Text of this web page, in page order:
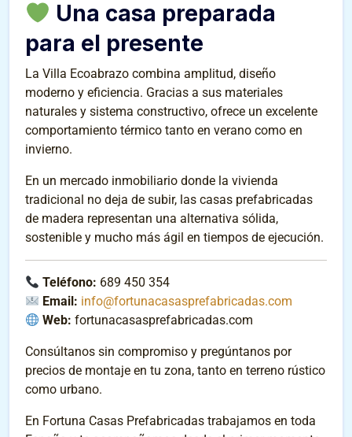
Una casa preparada
para el presente
La Villa Ecoabrazo combina amplitud, diseño
moderno y eficiencia. Gracias a sus materiales
naturales y sistema constructivo, ofrece un excelente
comportamiento térmico tanto en verano como en
invierno.
En un mercado inmobiliario donde la vivienda
tradicional no deja de subir, las casas prefabricadas
de madera representan una alternativa sólida,
sostenible y mucho más ágil en tiempos de ejecución.
Teléfono: 689 450 354
Email: info@fortunacasasprefabricadas.com
Web: fortunacasasprefabricadas.com
Consúltanos sin compromiso y pregúntanos por
precios de montaje en tu zona, tanto en terreno rústico
como urbano.
En Fortuna Casas Prefabricadas trabajamos en toda